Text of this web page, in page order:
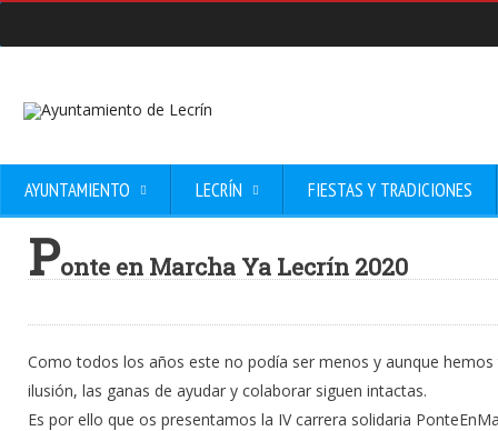
AYUNTAMIENTO LECRÍN FIESTAS Y TRADICIONES
Ponte en Marcha Ya Lecrín 2020
Como todos los años este no podía ser menos y aunque
ilusión, las ganas de ayudar y colaborar siguen intactas.
Es por ello que os presentamos la IV carrera solidaria